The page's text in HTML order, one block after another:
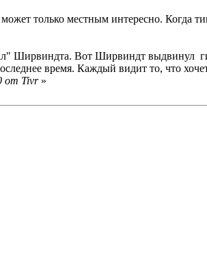
только местным интересно. Когда
Ширвиндта. Вот Ширвиндт выдвинул
время. Каждый видит то, что
от Tivr»